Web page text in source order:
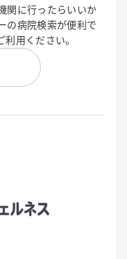
関に行ったらいいか
の病院検索が便利で
用ください。